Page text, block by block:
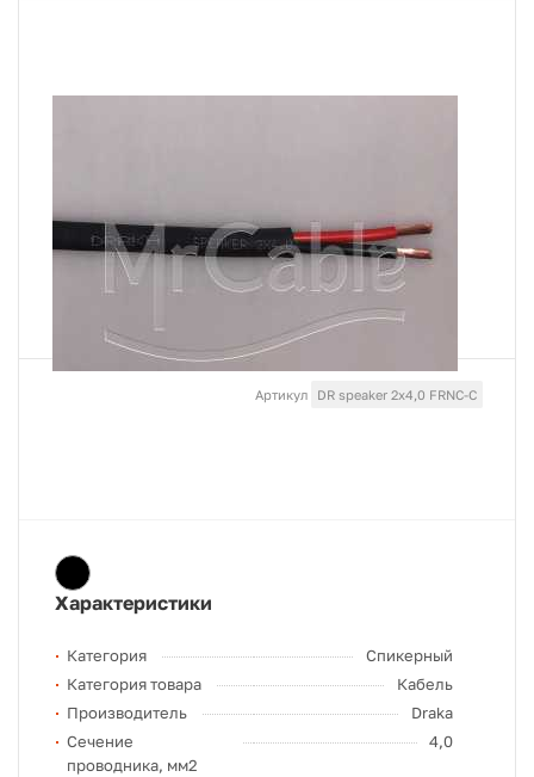
Артикул DR speaker 2x4,0 FRNC-C
Характеристики
Категория
Спикерный
Категория товара
Кабель
Производитель
Draka
Сечение
проводника, мм2
4,0